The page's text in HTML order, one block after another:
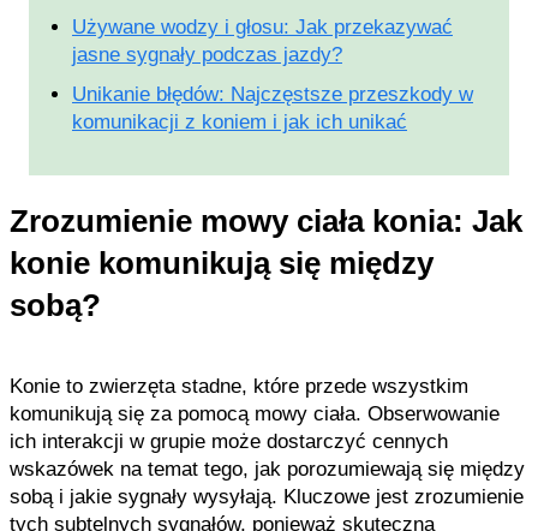
Używane wodzy i głosu: Jak przekazywać
jasne sygnały podczas jazdy?
Unikanie błędów: Najczęstsze przeszkody w
komunikacji z koniem i jak ich unikać
Zrozumienie mowy ciała konia: Jak
konie komunikują się między
sobą?
Konie to zwierzęta stadne, które przede wszystkim
komunikują się za pomocą mowy ciała. Obserwowanie
ich interakcji w grupie może dostarczyć cennych
wskazówek na temat tego, jak porozumiewają się między
sobą i jakie sygnały wysyłają. Kluczowe jest zrozumienie
tych subtelnych sygnałów, ponieważ skuteczna